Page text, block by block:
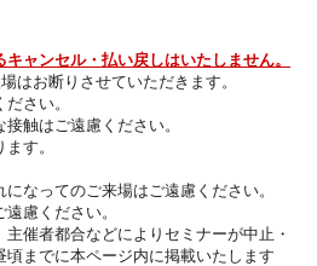
ャンセル・払い戻しはいたしません。
はお断りさせていただきます。
さい。
触はご遠慮ください。
す。
なってのご来場はご遠慮ください。
慮ください。
主催者都合などによりセミナーが中止・
までに本ページ内に掲載いたします